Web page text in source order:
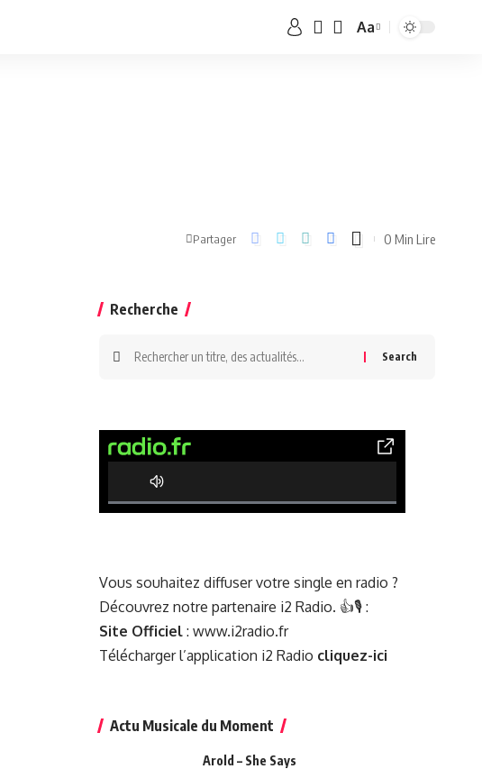
Aa
Partager 0 Min Lire
Recherche
0% Complete
Vous souhaitez diffuser votre single en radio ?
Découvrez notre partenaire i2 Radio. 👍🎙️ :
Site Officiel: www.i2radio.fr
Télécharger l’application i2 Radio cliquez-ici
Actu Musicale du Moment
Arold – She Says